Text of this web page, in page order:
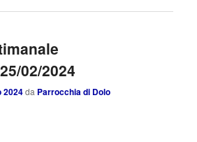
02/2024
2024da Parrocchia di Dolo